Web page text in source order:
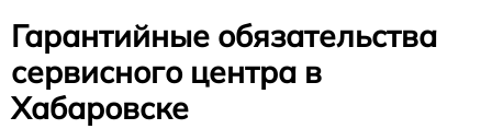
Гарантийные обязательства
сервисного центра в
Хабаровске